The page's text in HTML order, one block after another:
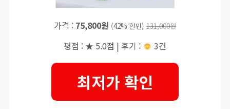
가격 : 75,800원 (42% 할인) 131,000원
평점 : ★ 5.0점 | 후기 : 3건
최저가 확인